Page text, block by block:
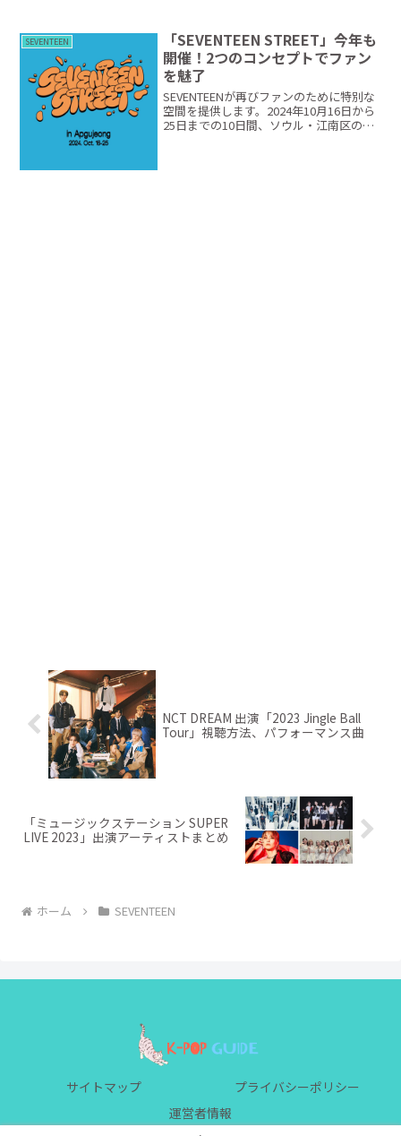
は「妊娠匂わせか？」「そこまでしてフ
ァンの注目を集め...
SEVENTEEN
「SEVENTEEN STREET」今年も
開催！2つのコンセプトでファン
を魅了
SEVENTEENが再びファンのために特別な
空間を提供します。2024年10月16日から
25日までの10日間、ソウル・江南区の人
NCT DREAM 出演「2023 Jingle Ball
Tour」視聴方法、パフォーマンス曲
「ミュージックステーション SUPER
LIVE 2023」出演アーティストまとめ
ホーム SEVENTEEN
サイトマップ
プライバシーポリシー
運営者情報